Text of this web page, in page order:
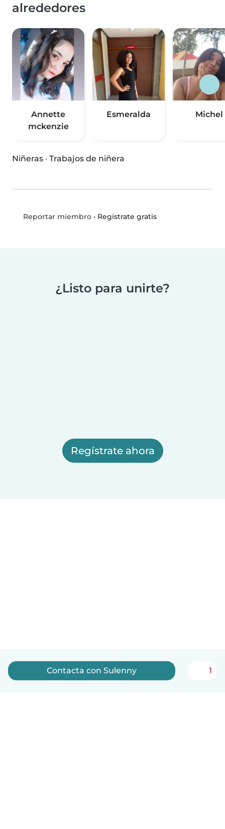
alrededores
Annette
mckenzie
Esmeralda Michel
Niñeras · Trabajos de niñera
Reportar miembro• Regístrate gratis
¿Listo para unirte?
Regístrate ahora
Contacta con Sulenny 1